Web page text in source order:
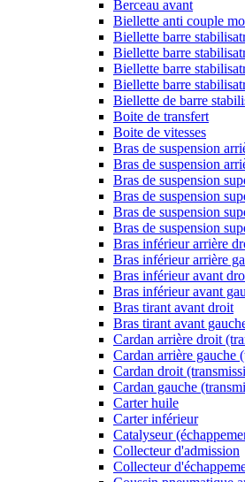
Berceau avant
Biellette anti couple
Biellette barre
Biellette barre
Biellette barre
Biellette barre
Biellette de barre
Boite de transfert
Boite de vitesses
Bras de suspension
Bras de suspension
Bras de suspension
Bras de suspension
Bras de suspension
Bras de suspension
Bras inférieur arrière
Bras inférieur arrière
Bras inférieur avant
Bras inférieur avant
Bras tirant avant droit
Bras tirant avant
Cardan arrière droit
Cardan arrière gauche
Cardan droit
Cardan gauche
Carter huile
Carter inférieur
Catalyseur
Collecteur d'admission
Collecteur